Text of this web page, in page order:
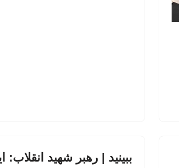
ببینید | رهبر شهید انقلاب: